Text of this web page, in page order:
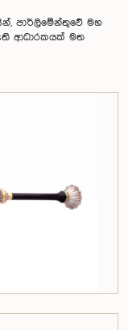
පාර්ලි‌මේන්තුවේ මහ
ආධාරකයක් මත